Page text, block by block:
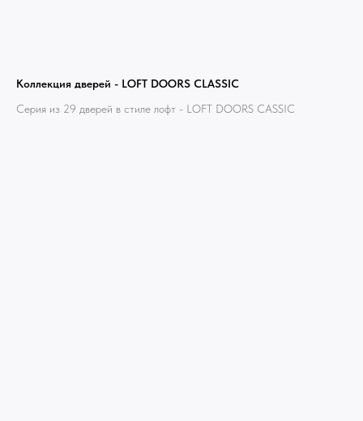
Коллекция дверей - LOFT DOORS CLASSIC
Серия из 29 дверей в стиле лофт - LOFT DOORS СASSIC